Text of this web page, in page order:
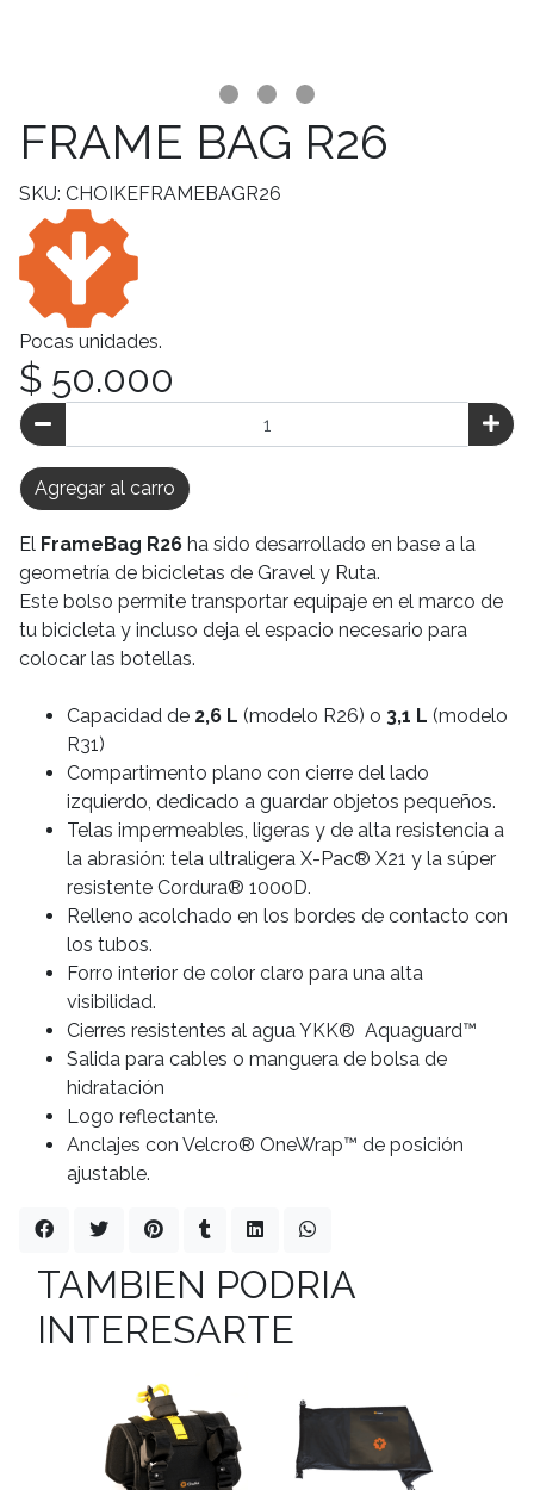
FRAME BAG R26
SKU: CHOIKEFRAMEBAGR26
Pocas unidades.
$ 50.000
Agregar al carro
El FrameBag R26 ha sido desarrollado en base a la
geometría de bicicletas de Gravel y Ruta.
Este bolso permite transportar equipaje en el marco de
tu bicicleta y incluso deja el espacio necesario para
colocar las botellas.
Capacidad de 2,6 L (modelo R26) o 3,1 L (modelo
R31)
Compartimento plano con cierre del lado
izquierdo, dedicado a guardar objetos pequeños.
Telas impermeables, ligeras y de alta resistencia a
la abrasión: tela ultraligera X-Pac® X21 y la súper
resistente Cordura® 1000D.
Relleno acolchado en los bordes de contacto con
los tubos.
Forro interior de color claro para una alta
visibilidad.
Cierres resistentes al agua YKK® Aquaguard™
Salida para cables o manguera de bolsa de
hidratación
Logo reflectante.
Anclajes con Velcro® OneWrap™ de posición
ajustable.
TAMBIEN PODRIA
INTERESARTE